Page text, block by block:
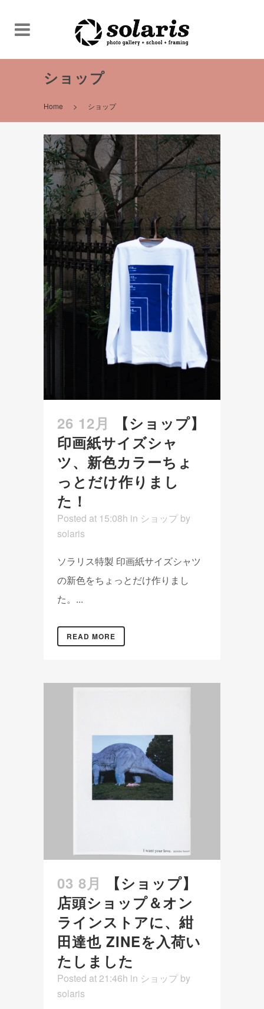
ショップ
Home > ショップ
26 12月
【ショップ】
印画紙サイズシャ
ツ、新色カラーちょ
っとだけ作りまし
た！
Posted at 15:08h in ショップ by
solaris
ソラリス特製 印画紙サイズシャツ
の新色をちょっとだけ作りまし
た。...
READ MORE
03 8月
【ショップ】
店頭ショップ＆オン
ラインストアに、紺
田達也 ZINEを入荷い
たしました
Posted at 21:46h in ショップ by
solaris